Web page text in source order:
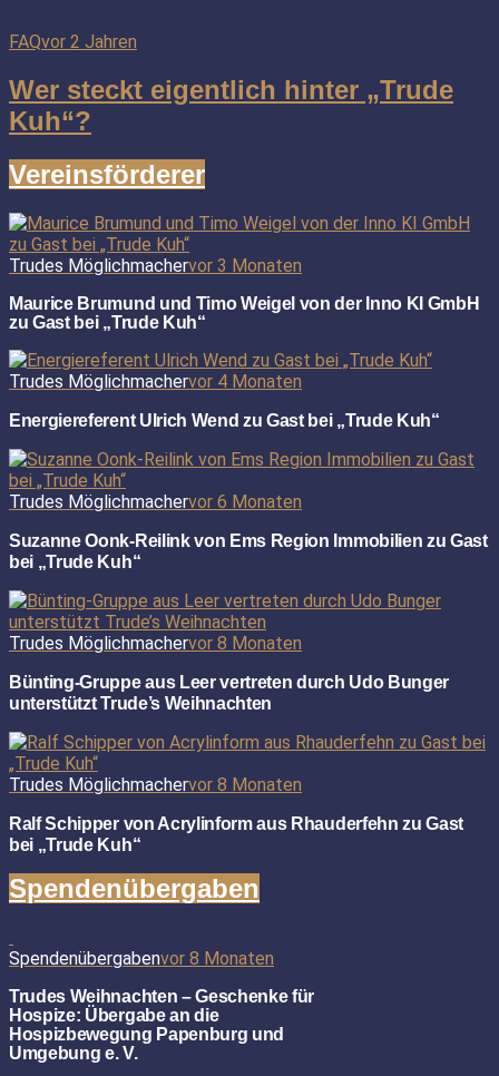
FAQvor 2 Jahren
Wer steckt eigentlich hinter „Trude
Kuh“?
Vereinsförderer
Trudes Möglichmachervor 3 Monaten
Maurice Brumund und Timo Weigel von der Inno KI GmbH
zu Gast bei „Trude Kuh“
Trudes Möglichmachervor 4 Monaten
Energiereferent Ulrich Wend zu Gast bei „Trude Kuh“
Trudes Möglichmachervor 6 Monaten
Suzanne Oonk-Reilink von Ems Region Immobilien zu Gast
bei „Trude Kuh“
Trudes Möglichmachervor 8 Monaten
Bünting-Gruppe aus Leer vertreten durch Udo Bunger
unterstützt Trude’s Weihnachten
Trudes Möglichmachervor 8 Monaten
Ralf Schipper von Acrylinform aus Rhauderfehn zu Gast
bei „Trude Kuh“
Spendenübergaben
Spendenübergabenvor 8 Monaten
Trudes Weihnachten – Geschenke für
Hospize: Übergabe an die
Hospizbewegung Papenburg und
Umgebung e. V.